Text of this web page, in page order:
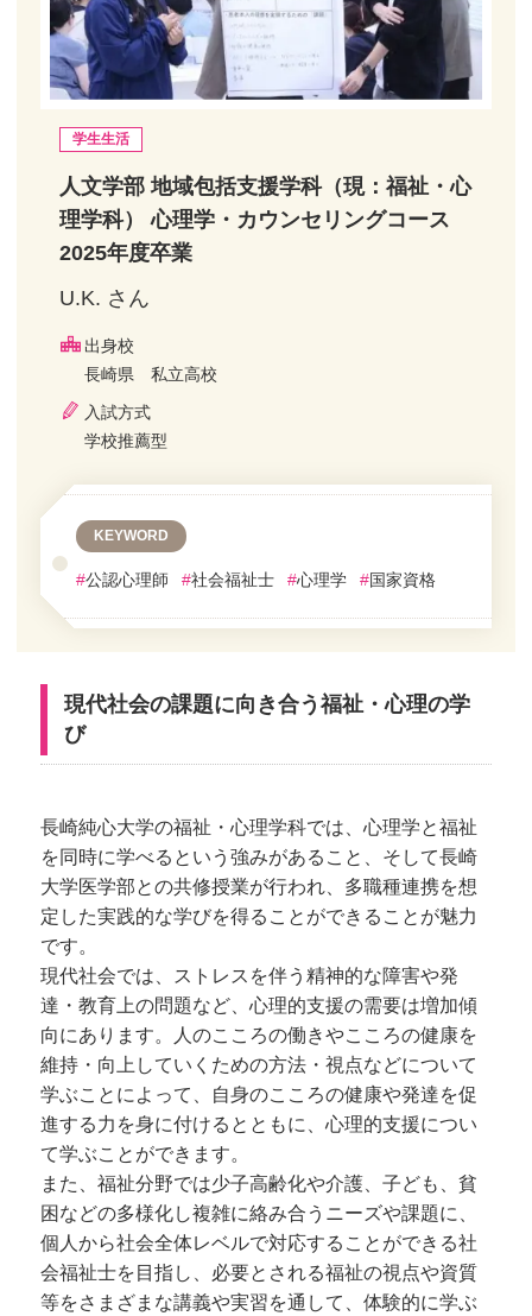
学生生活
人文学部 地域包括支援学科（現：福祉・心
理学科） 心理学・カウンセリングコース
2025年度卒業
U.K. さん
出身校
長崎県 私立高校
入試方式
学校推薦型
KEYWORD
#公認心理師 #社会福祉士 #心理学 #国家資格
現代社会の課題に向き合う福祉・心理の学
び
長崎純心大学の福祉・心理学科では、心理学と福祉
を同時に学べるという強みがあること、そして長崎
大学医学部との共修授業が行われ、多職種連携を想
定した実践的な学びを得ることができることが魅力
です。
現代社会では、ストレスを伴う精神的な障害や発
達・教育上の問題など、心理的支援の需要は増加傾
向にあります。人のこころの働きやこころの健康を
維持・向上していくための方法・視点などについて
学ぶことによって、自身のこころの健康や発達を促
進する力を身に付けるとともに、心理的支援につい
て学ぶことができます。
また、福祉分野では少子高齢化や介護、子ども、貧
困などの多様化し複雑に絡み合うニーズや課題に、
個人から社会全体レベルで対応することができる社
会福祉士を目指し、必要とされる福祉の視点や資質
等をさまざまな講義や実習を通して、体験的に学ぶ